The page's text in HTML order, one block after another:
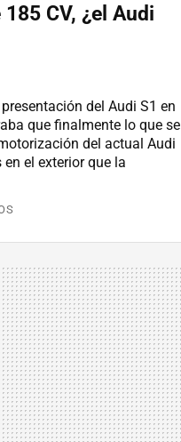
CV, ¿el Audi
del Audi S1 en
que finalmente lo que se
del actual Audi
el exterior que la